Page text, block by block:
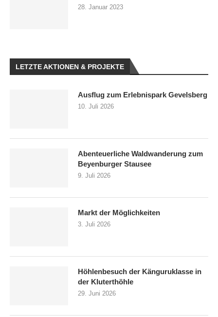
28. Januar 2023
LETZTE AKTIONEN & PROJEKTE
Ausflug zum Erlebnispark Gevelsberg
10. Juli 2026
Abenteuerliche Waldwanderung zum
Beyenburger Stausee
9. Juli 2026
Markt der Möglichkeiten
3. Juli 2026
Höhlenbesuch der Känguruklasse in
der Kluterthöhle
29. Juni 2026